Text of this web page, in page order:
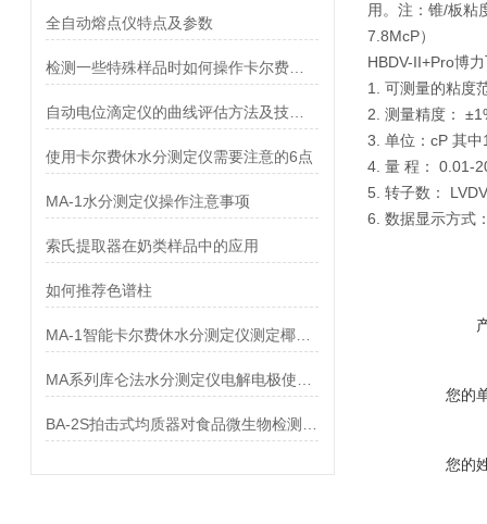
全自动熔点仪特点及参数
使用卡尔费休水分测定仪需要注意的6点
MA-1水分测定仪操作注意事项
索氏提取器在奶类样品中的应用
如何推荐色谱柱
用。注：锥/板粘
7.8McP）
HBDV-II+Pro博
1. 可测量的粘度
2. 测量精度：
3. 单位：cP 其
4. 量 程： 0.01-
5. 转子数：
6. 数据显示方式
您的
您的